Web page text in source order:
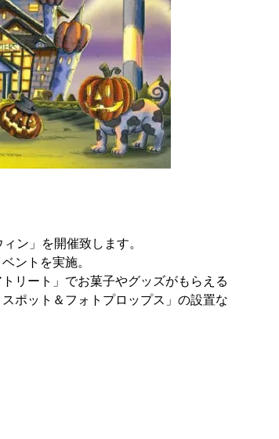
ン」を開催致します。
ントを実施。
リート」でお菓子やグッズがもらえる
ポット＆フォトプロップス」の設置な